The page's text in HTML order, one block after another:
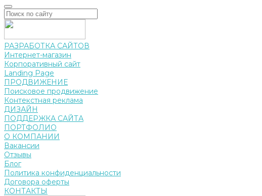
РАЗРАБОТКА САЙТОВ
Интернет-магазин
Корпоративный сайт
Landing Page
ПРОДВИЖЕНИЕ
Поисковое продвижение
Контекстная реклама
ДИЗАЙН
ПОДДЕРЖКА САЙТА
ПОРТФОЛИО
О КОМПАНИИ
Вакансии
Отзывы
Блог
Политика конфиденциальности
Договора оферты
КОНТАКТЫ